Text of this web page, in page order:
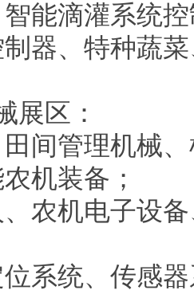
能滴灌系统
器、特种蔬
展区：
间管理机械
机装备；
农机电子设
系统、传感